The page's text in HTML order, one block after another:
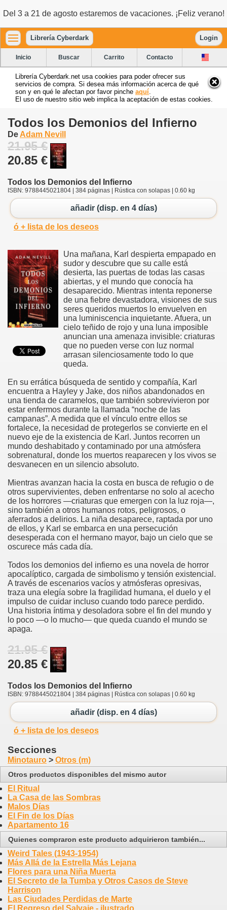
Del 3 a 21 de agosto estaremos de vacaciones. ¡Feliz verano!
Librería Cyberdark Login
Inicio Buscar Carrito Contacto
Librería Cyberdark.net usa cookies para poder ofrecer sus
servicios de compra. Si desea más información acerca de qué
son y en qué le afectan por favor pinche aquí
El uso de nuestro sitio web implica la aceptación de estas cookies.
Todos los Demonios del Infierno
De Adam Nevill
21.95 €
20.85 €
Todos los Demonios del Infierno
ISBN: 9788445021804 | 384 páginas | Rústica con solapas | 0.60 kg
añadir (disp. en 4 días)
ó + lista de los deseos
Una mañana, Karl despierta empapado en
sudor y descubre que su calle está
desierta, las puertas de todas las casas
abiertas, y el mundo que conocía ha
desaparecido. Mientras intenta reponerse
de una fiebre devastadora, visiones de sus
seres queridos muertos lo envuelven en
una luminiscencia inquietante. Afuera, un
cielo teñido de rojo y una luna imposible
anuncian una amenaza invisible: criaturas
que no pueden verse con luz normal
arrasan silenciosamente todo lo que
queda.
En su errática búsqueda de sentido y compañía, Karl
encuentra a Hayley y Jake, dos niños abandonados en
una tienda de caramelos, que también sobrevivieron por
estar enfermos durante la llamada “noche de las
campanas”. A medida que el vínculo entre ellos se
fortalece, la necesidad de protegerlos se convierte en el
nuevo eje de la existencia de Karl. Juntos recorren un
mundo deshabitado y contaminado por una atmósfera
sobrenatural, donde los muertos reaparecen y los vivos se
desvanecen en un silencio absoluto.
Mientras avanzan hacia la costa en busca de refugio o de
otros supervivientes, deben enfrentarse no solo al acecho
de los horrores —criaturas que emergen con la luz roja—,
sino también a otros humanos rotos, peligrosos, o
aferrados a delirios. La niña desaparece, raptada por uno
de ellos, y Karl se embarca en una persecución
desesperada con el hermano mayor, bajo un cielo que se
oscurece más cada día.
Todos los demonios del infierno es una novela de horror
apocalíptico, cargada de simbolismo y tensión existencial.
A través de escenarios vacíos y atmósferas opresivas,
traza una elegía sobre la fragilidad humana, el duelo y el
impulso de cuidar incluso cuando todo parece perdido.
Una historia íntima y desoladora sobre el fin del mundo y
lo poco —o lo mucho— que queda cuando el mundo se
apaga.
21.95 €
20.85 €
Todos los Demonios del Infierno
ISBN: 9788445021804 | 384 páginas | Rústica con solapas | 0.60 kg
añadir (disp. en 4 días)
ó + lista de los deseos
Secciones
Minotauro > Otros (m)
Otros productos disponibles del mismo autor
El Ritual
La Casa de las Sombras
Malos Días
El Fin de los Días
Apartamento 16
Quienes compraron este producto adquirieron también...
Weird Tales (1943-1954)
Más Allá de la Estrella Más Lejana
Flores para una Niña Muerta
El Secreto de la Tumba y Otros Casos de Steve
Harrison
Las Ciudades Perdidas de Marte